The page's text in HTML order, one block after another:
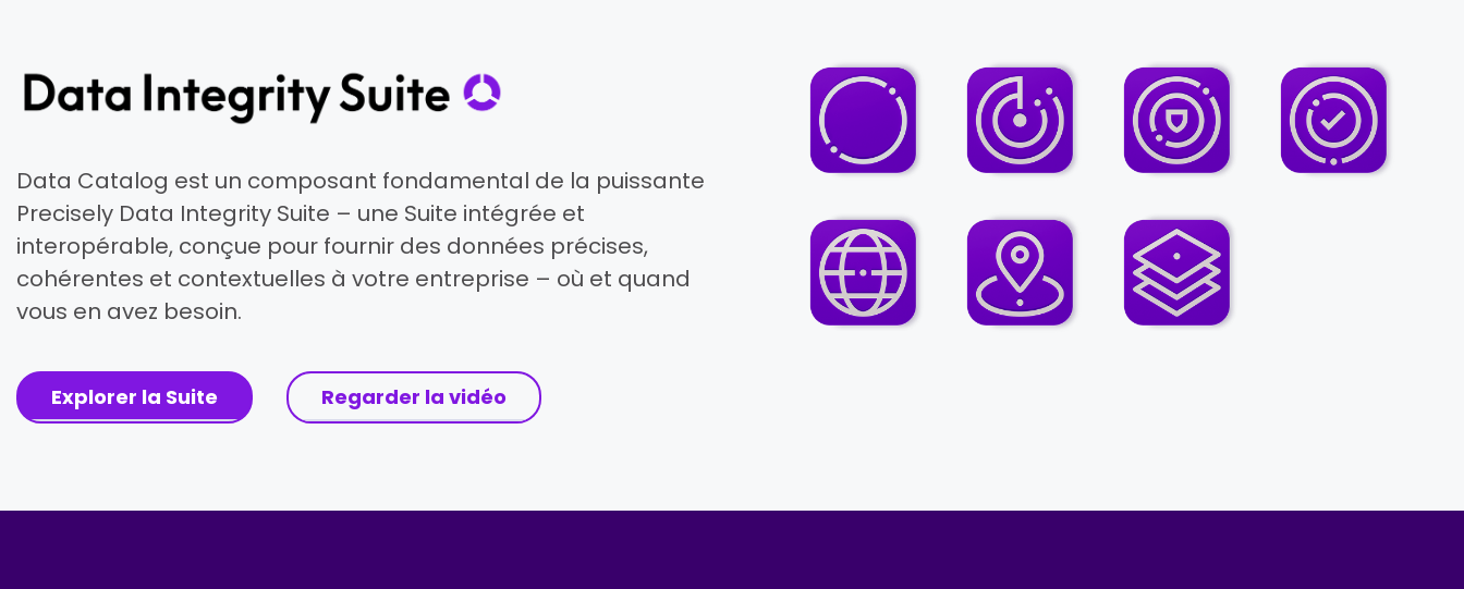
Data Catalog est un composant fondamental de la puissante
Precisely Data Integrity Suite – une Suite intégrée et
interopérable, conçue pour fournir des données précises,
cohérentes et contextuelles à votre entreprise – où et quand
vous en avez besoin.
Explorer la Suite Regarder la vidéo